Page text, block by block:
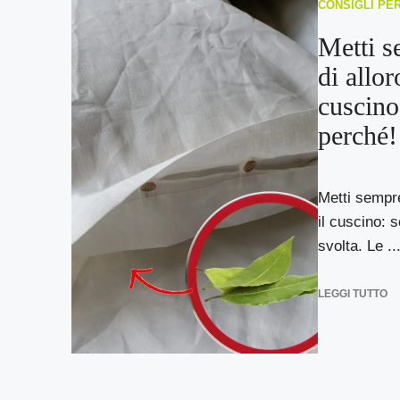
CONSIGLI
Metti
di
Metti
il cuscino:
svolta. Le ...
LEGGI TUTTO